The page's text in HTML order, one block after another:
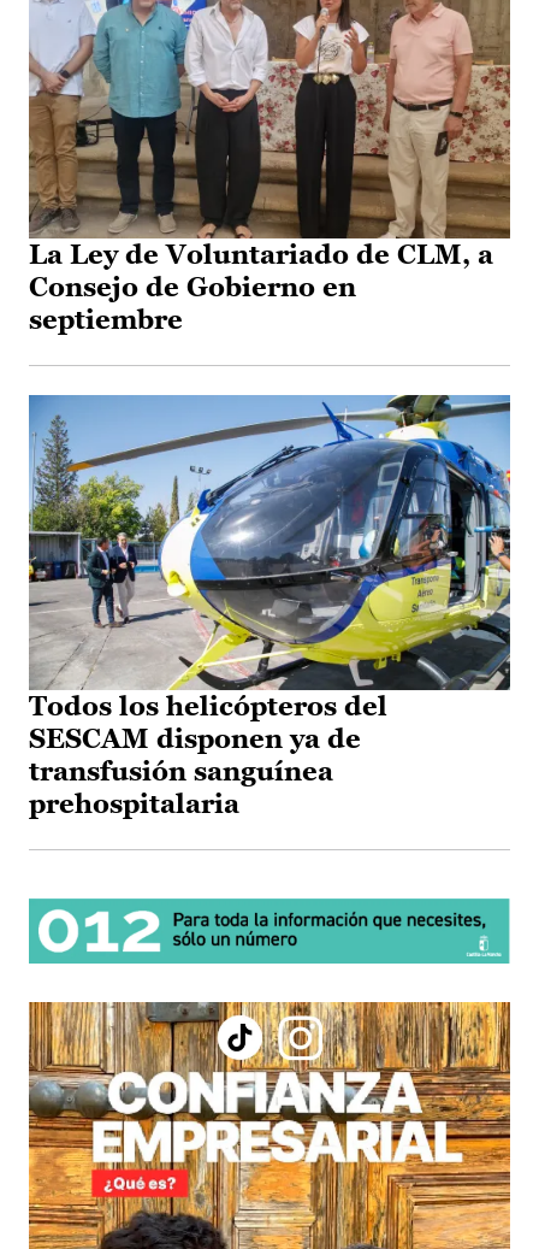
La Ley de Voluntariado de CLM, a
Consejo de Gobierno en
septiembre
Todos los helicópteros del
SESCAM disponen ya de
transfusión sanguínea
prehospitalaria